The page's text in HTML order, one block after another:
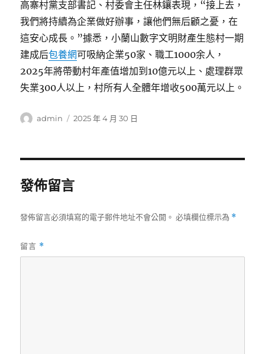
高寨村黨支部書記、村委會主任林鑲表現，“接上去，
我們將持續為企業做好辦事，讓他們無后顧之憂，在
這安心成長。”據悉，小蘭山數字文明財產生態村一期
建成后包養網可吸納企業50家、職工1000余人，
2025年將帶動村年產值增加到10億元以上、處理群眾
失業300人以上，村所有人全體年增收500萬元以上。
作
admin
發
2025 年 4 月 30 日
發佈留言
發佈留言必須填寫的電子郵件地址不會公開。 必填欄位標示為 *
留言 *